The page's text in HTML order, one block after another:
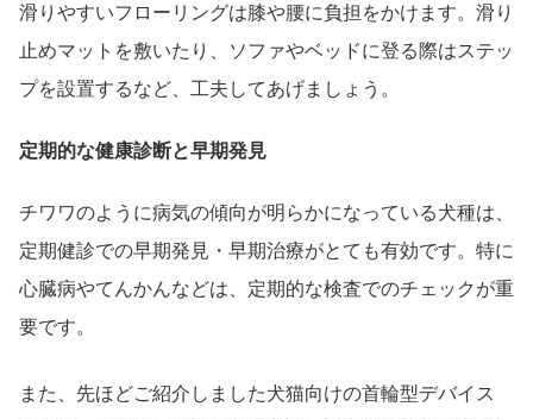
滑りやすいフローリングは膝や腰に負担をかけます。滑り
止めマットを敷いたり、ソファやベッドに登る際はステッ
プを設置するなど、工夫してあげましょう。
定期的な健康診断と早期発見
チワワのように病気の傾向が明らかになっている犬種は、
定期健診での早期発見・早期治療がとても有効です。特に
心臓病やてんかんなどは、定期的な検査でのチェックが重
要です。
また、先ほどご紹介しました犬猫向けの首輪型デバイス